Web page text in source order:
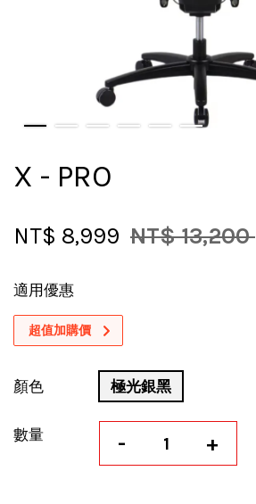
X - PRO
NT$ 8,999 NT$ 13,200
適用優惠
超值加購價
顏色 極光銀黑
數量 - +